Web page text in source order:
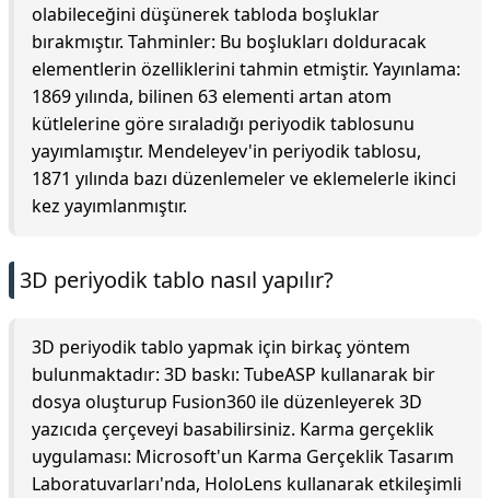
olabileceğini düşünerek tabloda boşluklar
bırakmıştır. Tahminler: Bu boşlukları dolduracak
elementlerin özelliklerini tahmin etmiştir. Yayınlama:
1869 yılında, bilinen 63 elementi artan atom
kütlelerine göre sıraladığı periyodik tablosunu
yayımlamıştır. Mendeleyev'in periyodik tablosu,
1871 yılında bazı düzenlemeler ve eklemelerle ikinci
kez yayımlanmıştır.
3D periyodik tablo nasıl yapılır?
3D periyodik tablo yapmak için birkaç yöntem
bulunmaktadır: 3D baskı: TubeASP kullanarak bir
dosya oluşturup Fusion360 ile düzenleyerek 3D
yazıcıda çerçeveyi basabilirsiniz. Karma gerçeklik
uygulaması: Microsoft'un Karma Gerçeklik Tasarım
Laboratuvarları'nda, HoloLens kullanarak etkileşimli